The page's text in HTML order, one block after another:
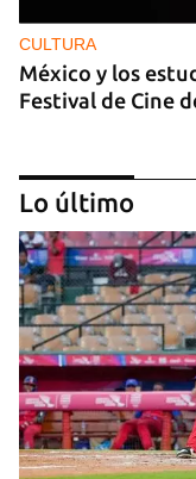
CULTURA
México y los
Festival de Cine
MÚSICA
Lo último